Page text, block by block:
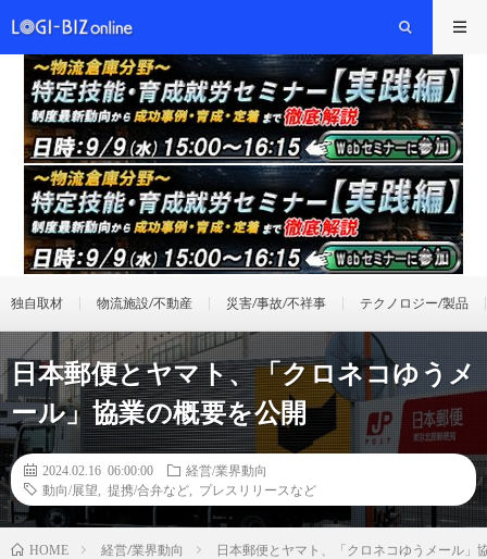
独自取材 物流施設/不動産 災害/事故/不祥事 テクノロジー/製品
日本郵便とヤマト、「クロネコゆうメ
ール」協業の概要を公開
2024.02.16 06:00:00
経営/業界動向
動向/展望
提携/合弁など プレスリリースなど
HOME 経営/業界動向 日本郵便とヤマト、「クロネコゆうメール」